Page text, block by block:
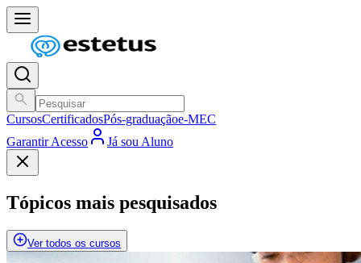
CursosCertificadosPós-graduaçãoe-MEC
Garantir Acesso
Já sou Aluno
Tópicos mais pesquisados
Ver todos os cursos